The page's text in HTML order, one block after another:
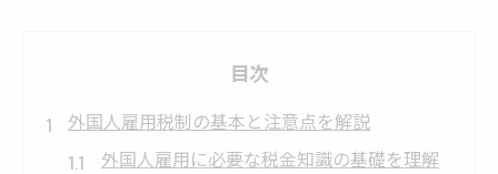
目次
外国人雇用税制の基本と注意点を解説
外国人雇用に必要な税金知識の基礎を理解